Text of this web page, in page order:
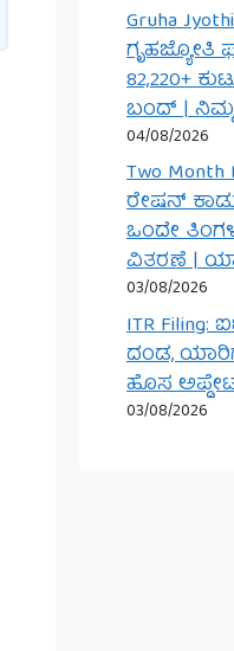
Gruha
ಗೃಹಜ್ಯೋತಿ
82,220+
ಬಂದ್ |
04/08/2026
Two Month
ರೇಷನ್
ಒಂದೇ
ವಿತರಣೆ |
03/08/2026
ITR
ದಂಡ,
ಹೊಸ
03/08/2026